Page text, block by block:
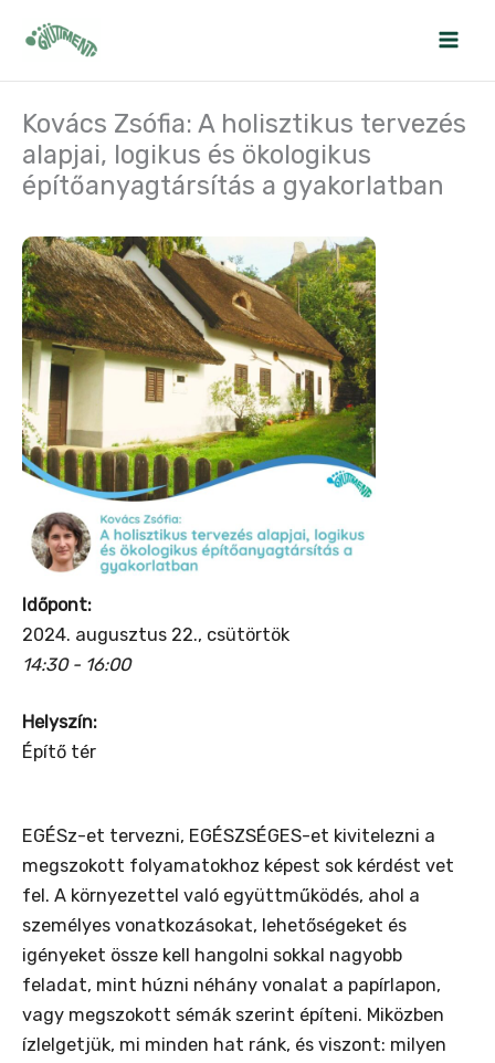
Kovács Zsófia: A holisztikus tervezés
alapjai, logikus és ökologikus
építőanyagtársítás a gyakorlatban
Időpont:
2024. augusztus 22., csütörtök
14:30 - 16:00
Helyszín:
Építő tér
EGÉSz-et tervezni, EGÉSZSÉGES-et kivitelezni a
megszokott folyamatokhoz képest sok kérdést vet
fel. A környezettel való együttműködés, ahol a
személyes vonatkozásokat, lehetőségeket és
igényeket össze kell hangolni sokkal nagyobb
feladat, mint húzni néhány vonalat a papírlapon,
vagy megszokott sémák szerint építeni. Miközben
ízlelgetjük, mi minden hat ránk, és viszont: milyen